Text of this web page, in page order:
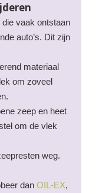
vaak ontstaan
auto’s. Dit zijn
materiaal
om zoveel
zeep en heet
om de vlek
weg.
dan OIL-EX,